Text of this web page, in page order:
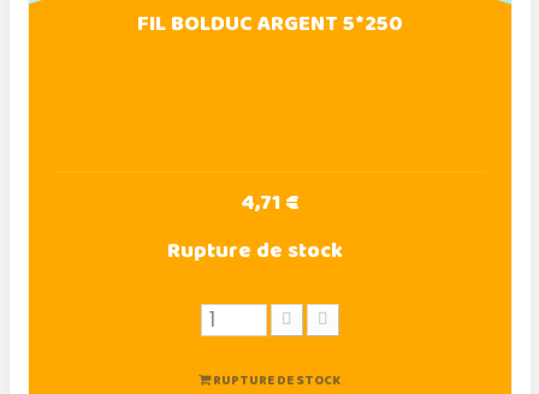
FIL BOLDUC ARGENT 5*250
4,71 €
Rupture de stock
RUPTURE DE STOCK